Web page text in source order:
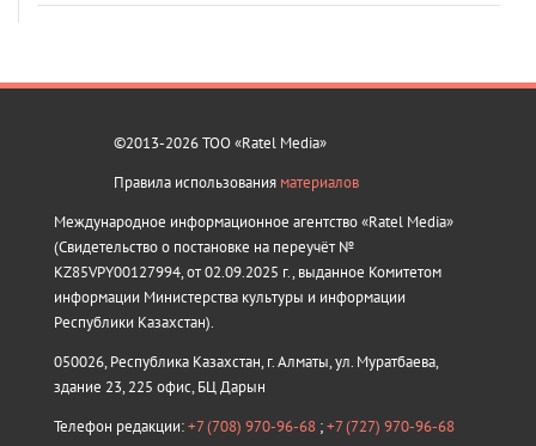
©2013-2026 ТОО «Ratel Media»
Правила использования материалов
Международное информационное агентство «Ratel Media»
(Свидетельство о постановке на переучёт №
KZ85VPY00127994, от 02.09.2025 г., выданное Комитетом
информации Министерства культуры и информации
Республики Казахстан).
050026, Республика Казахстан, г. Алматы, ул. Муратбаева,
здание 23, 225 офис, БЦ Дарын
Телефон редакции:+7 (708) 970-96-68 ;+7 (727) 970-96-68